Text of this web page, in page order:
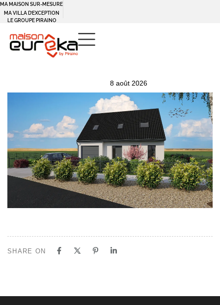
MA MAISON SUR-MESURE
MA VILLA D’EXCEPTION
LE GROUPE PIRAINO
8 août 2026
SHARE ON
Panneau de gestion des cookies